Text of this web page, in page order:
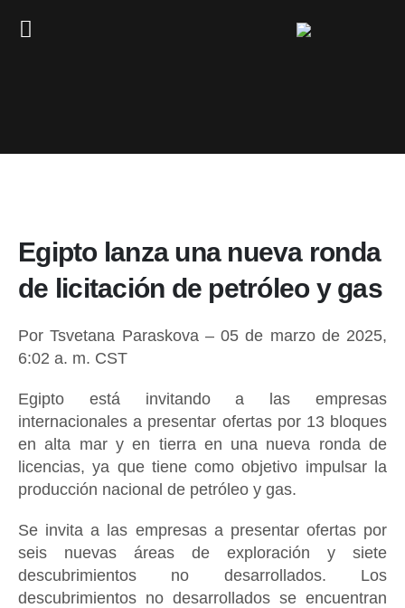
Egipto lanza una nueva ronda
de licitación de petróleo y gas
Por Tsvetana Paraskova – 05 de marzo de 2025,
6:02 a. m. CST
Egipto está invitando a las empresas
internacionales a presentar ofertas por 13 bloques
en alta mar y en tierra en una nueva ronda de
licencias, ya que tiene como objetivo impulsar la
producción nacional de petróleo y gas.
Se invita a las empresas a presentar ofertas por
seis nuevas áreas de exploración y siete
descubrimientos no desarrollados. Los
descubrimientos no desarrollados se encuentran